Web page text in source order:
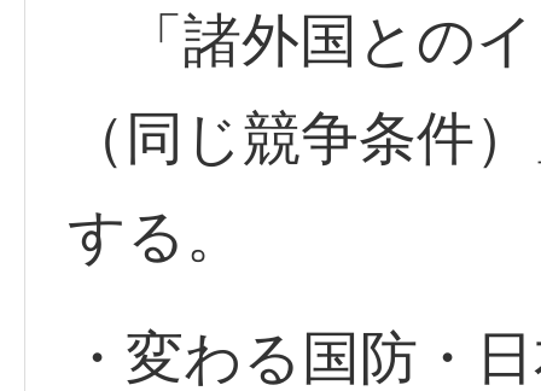
「諸外国との
（同じ競争条件
する。
・変わる国防・